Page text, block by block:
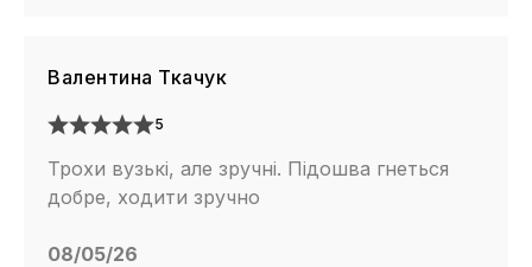
Валентина Ткачук
5
Трохи вузькі, але зручні. Підошва гнеться
добре, ходити зручно
08/05/26